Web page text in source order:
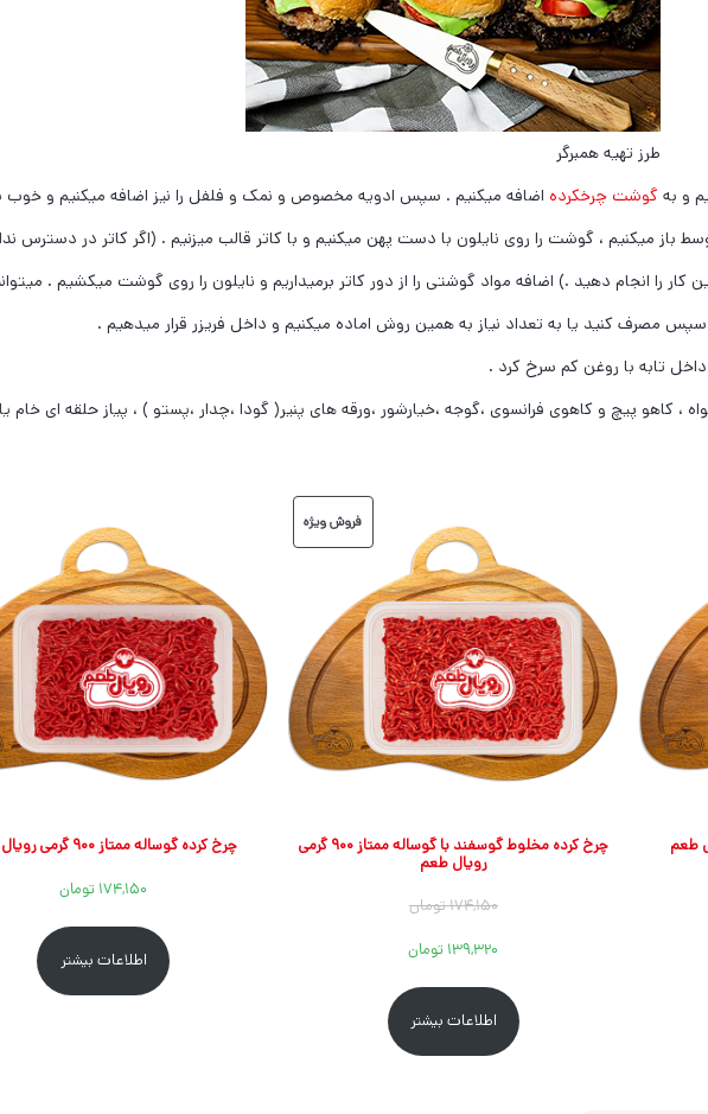
طرز تهیه همبرگر
و به گوشت چرخکردهاضافه میکنیم . سپس ادویه مخصوص و نمک و فلفل را نیز اضافه میکنیم و
باز میکنیم ، گوشت را روی نایلون با دست پهن میکنیم و با کاتر قالب میزنیم . (اگر کاتر در دسترس
کار را انجام دهید .) اضافه مواد گوشتی را از دور کاتر برمیداریم و نایلون را روی گوشت میکشیم .
مصرف کنید یا به تعداد نیاز به همین روش اماده میکنیم و داخل فریزر قرار میدهیم .
داخل تابه با روغن کم سرخ کرد .
کاهو پیچ و کاهوی فرانسوی ،گوجه ،خیارشور ،ورقه های پنیر( گودا ،چدار ،پستو ) ، پیاز حلقه ای خام یا
فروش ویژهمحصول
چرخ کرده مخلوط گوسفند با گوساله ممتاز ۹۰۰ گرمی
رویال طعم
۱۷۴,۱۵۰تومان
قیمت
اصلی:
۱۷۴,۱۵۰ تومان
۱۳۹,۳۲۰ تومانقیمت
فعلی:
۱۳۹,۳۲۰ تومان.
اطلاعات بیشتر
چرخ کرده گوساله ممتاز ۹۰۰ گرمی رویال طعم
۱۷۴,۱۵۰ تومان
اطلاعات بیشتر